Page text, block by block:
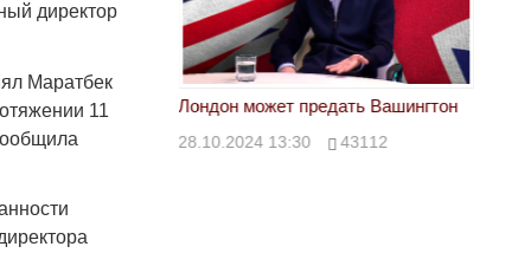
директор
Маратбек
11
не говорит всей
Лондон может предать Вашингтон
28.10.2024 13:30 43112